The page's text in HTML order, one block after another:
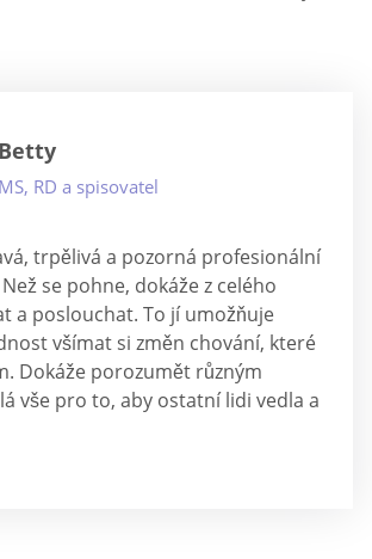
Betty
MS, RD a spisovatel
trpělivá a pozorná profesionální
se pohne, dokáže z celého
a poslouchat. To jí umožňuje
všímat si změn chování, které
Dokáže porozumět různým
vše pro to, aby ostatní lidi vedla a